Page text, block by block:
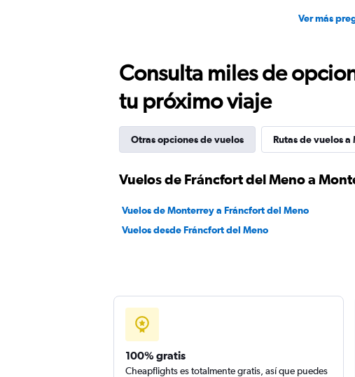
Ver más
Consulta miles de
tu próximo viaje
Otras opciones de vuelos Rutas de vuelos
Vuelos de Fráncfort del Meno a
Vuelos de Monterrey a Fráncfort del Meno
Vuelos desde Fráncfort del Meno
100% gratis
Cheapflights es totalmente gratis, así que puedes